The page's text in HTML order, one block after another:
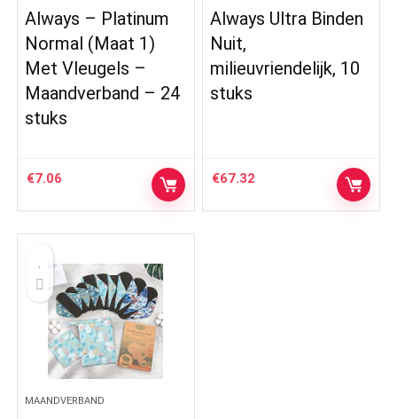
Always – Platinum
Normal (Maat 1)
Met Vleugels –
Maandverband – 24
stuks
€7.06
Always Ultra Binden
Nuit,
milieuvriendelijk, 10
stuks
€67.32
MAANDVERBAND